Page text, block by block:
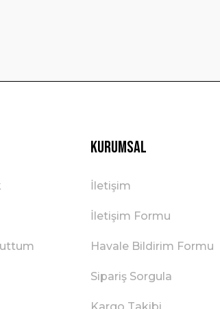
Kurumsal
İletişim
İletişim Formu
Havale Bildirim Formu
Sipariş Sorgula